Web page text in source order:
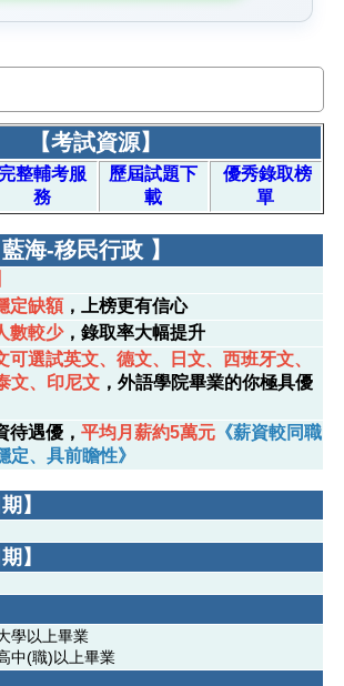
【考試資源】
完整輔考服
務
歷屆試題下
載
優秀錄取榜
單
海-移民行政 】
定缺額，上榜更有信心
數較少，錄取率大幅提升
可選試英文、德文、日文、西班牙文、
文、印尼文，外語學院畢業的你極具優
待遇優， 平均月薪約5萬元《薪資較同職
定、具前瞻性》
】
】
學以上畢業
中(職)以上畢業